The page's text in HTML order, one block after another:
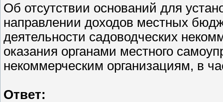
Об отсутствии оснований для
направлении доходов местных
деятельности садоводческих
оказания органами местного
некоммерческим организациям, в
Ответ: